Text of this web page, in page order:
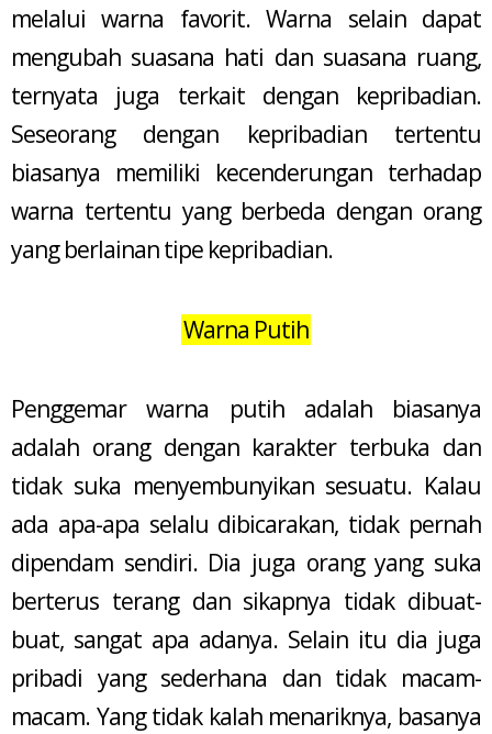
melalui warna favorit. Warna selain dapat
mengubah suasana hati dan suasana ruang,
ternyata juga terkait dengan kepribadian.
Seseorang dengan kepribadian tertentu
biasanya memiliki kecenderungan terhadap
warna tertentu yang berbeda dengan orang
yang berlainan tipe kepribadian.
Warna Putih
Penggemar warna putih adalah biasanya
adalah orang dengan karakter terbuka dan
tidak suka menyembunyikan sesuatu. Kalau
ada apa-apa selalu dibicarakan, tidak pernah
dipendam sendiri. Dia juga orang yang suka
berterus terang dan sikapnya tidak dibuat-
buat, sangat apa adanya. Selain itu dia juga
pribadi yang sederhana dan tidak macam-
macam. Yang tidak kalah menariknya, basanya